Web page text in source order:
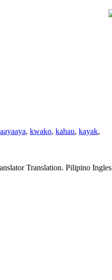
, kwako, kahau, kayak,
Translation. Pilipino Ingles